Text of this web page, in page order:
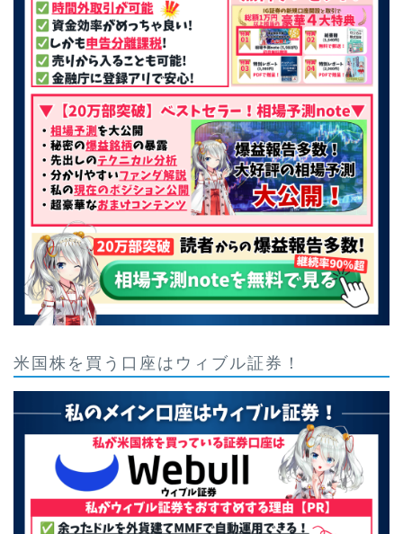
米国株を買う口座はウィブル証券！